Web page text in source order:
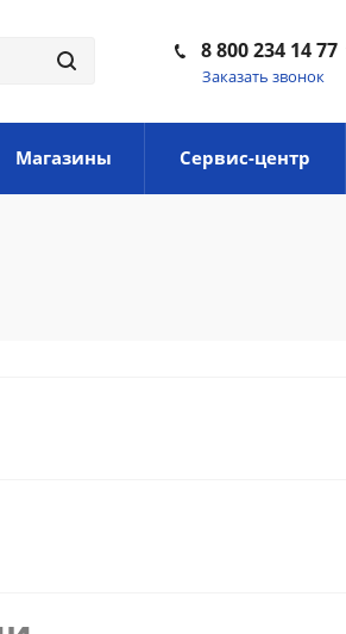
8 800 234 14 77
Заказать звонок
Магазины Сервис-центр